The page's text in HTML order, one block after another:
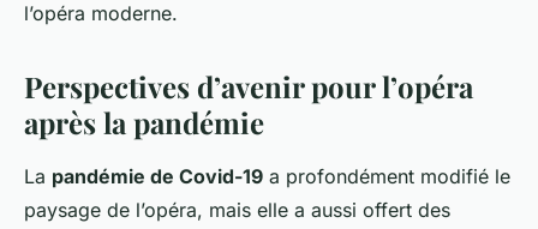
l’opéra moderne.
Perspectives d’avenir pour l’opéra
après la pandémie
La pandémie de Covid-19 a profondément modifié le
paysage de l’opéra, mais elle a aussi offert des